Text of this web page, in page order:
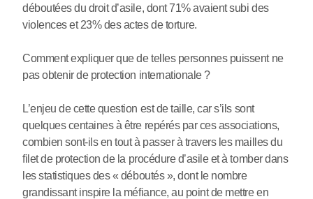
déboutées du droit d’asile, dont 71% avaient subi des
violences et 23% des actes de torture.
Comment expliquer que de telles personnes puissent ne
pas obtenir de protection internationale ?
L’enjeu de cette question est de taille, car s’ils sont
quelques centaines à être repérés par ces associations,
combien sont-ils en tout à passer à travers les mailles du
filet de protection de la procédure d’asile et à tomber dans
les statistiques des « déboutés », dont le nombre
grandissant inspire la méfiance, au point de mettre en